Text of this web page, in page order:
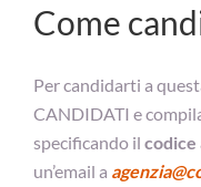
Come
Per candidarti a
CANDIDATI e
specificando il codice
un’email a